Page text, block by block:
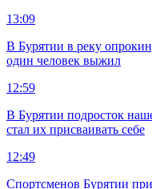
13:09
В Бурятии в реку
один человек выжил
12:59
В Бурятии подросток
стал их присваивать себе
12:49
Спортсменов Бурятии